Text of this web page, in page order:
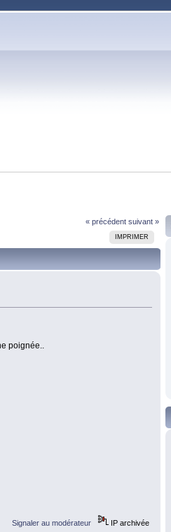
« précédent suivant »
IMPRIMER
poignée..
Signaler au modérateur IP archivée